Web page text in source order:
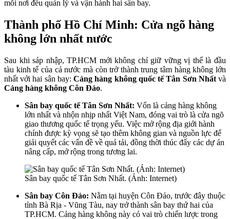
mỗi nơi đều quản lý và vận hành hai sân bay.
Thành phố Hồ Chí Minh: Cửa ngõ hàng
không lớn nhất nước
Sau khi sáp nhập, TP.HCM mới không chỉ giữ vững vị thế là đầu
tàu kinh tế của cả nước mà còn trở thành trung tâm hàng không lớn
nhất với hai sân bay:Cảng hàng không quốc tế Tân Sơn Nhấtvà
Cảng hàng không Côn Đảo.
Sân bay quốc tế Tân Sơn Nhất: Vốn là cảng hàng không
lớn nhất và nhộn nhịp nhất Việt Nam, đóng vai trò là cửa ngõ
giao thương quốc tế trọng yếu. Việc mở rộng địa giới hành
chính được kỳ vọng sẽ tạo thêm không gian và nguồn lực để
giải quyết các vấn đề về quá tải, đồng thời thúc đẩy các dự án
nâng cấp, mở rộng trong tương lai.
Sân bay quốc tế Tân Sơn Nhất. (Ảnh: Internet)
Sân bay Côn Đảo: Nằm tại huyện Côn Đảo, trước đây thuộc
tỉnh Bà Rịa - Vũng Tàu, nay trở thành sân bay thứ hai của
TP.HCM. Cảng hàng không này có vai trò chiến lược trong